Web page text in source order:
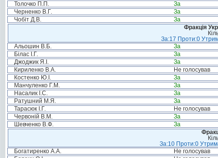
Толочко П.П.
За
Черненко В.Г.
За
Чобіт Д.В.
За
Фракція
За:17 Проти:0
Альошин В.Б.
За
Білас І.Г.
За
Джоджик Я.І.
За
Кириленко В.А.
Не голосував
Костенко Ю.І.
За
Манчуленко Г.М.
За
Насалик І.С.
За
Ратушний М.Я.
За
Тарасюк І.Г.
Не голосував
Червоній В.М.
За
Шевченко В.Ф.
За
За:10 Проти:0
Богатиренко А.А.
Не голосував